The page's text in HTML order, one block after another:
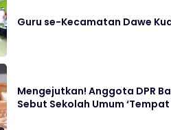
Guru se-Kecamatan Dawe
Mengejutkan! Anggota DPR
Sebut Sekolah Umum